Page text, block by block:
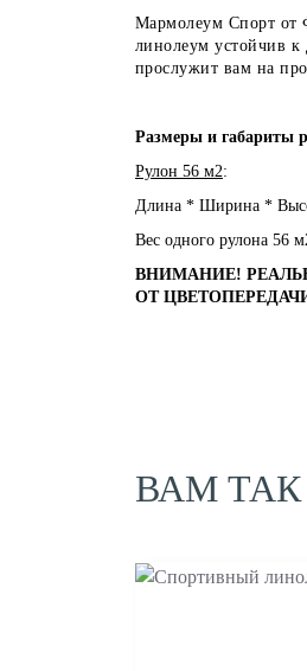
Мармолеум Спорт от
линолеум устойчив
прослужит вам на
Размеры и габариты
Рулон 56 м2:
Длина * Ширина *
Вес одного рулона 56
ВНИМАНИЕ!
ОТ
ВАМ